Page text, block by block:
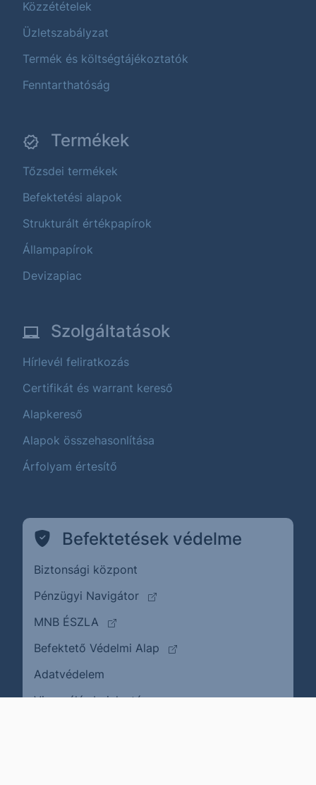
Közzétételek
Üzletszabályzat
Termék és költségtájékoztatók
Fenntarthatóság
Termékek
Tőzsdei termékek
Befektetési alapok
Strukturált értékpapírok
Állampapírok
Devizapiac
Szolgáltatások
Hírlevél feliratkozás
Certifikát és warrant kereső
Alapkereső
Alapok összehasonlítása
Árfolyam értesítő
Befektetések védelme
Biztonsági központ
Pénzügyi Navigátor
(külső oldalra ugrik)
MNB ÉSZLA
(külső oldalra ugrik)
Befektető Védelmi Alap
(külső oldalra ugrik)
Adatvédelem
Visszaélés bejelentése(külső oldalra ugrik)